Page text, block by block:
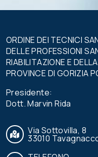
ORDINE DEI TECNICI
DELLE PROFESSIONI
RIABILITAZIONE E
PROVINCE DI GORIZIA
Presidente:
Dott. Marvin Rida
Via Sottovilla, 8
33010